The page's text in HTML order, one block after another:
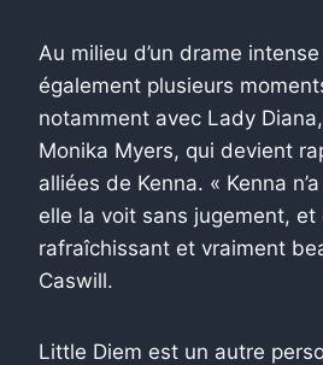
Au milieu d’un drame
également plusieurs
notamment avec Lady
Monika Myers, qui devient
alliées de Kenna. « Kenna
elle la voit sans jugement, et
rafraîchissant et vraiment
Caswill.
Little Diem est un autre